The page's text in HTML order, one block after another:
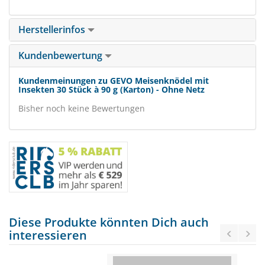
Herstellerinfos
Kundenbewertung
Kundenmeinungen zu GEVO Meisenknödel mit
Insekten 30 Stück à 90 g (Karton) - Ohne Netz
Bisher noch keine Bewertungen
Diese Produkte könnten Dich auch
interessieren